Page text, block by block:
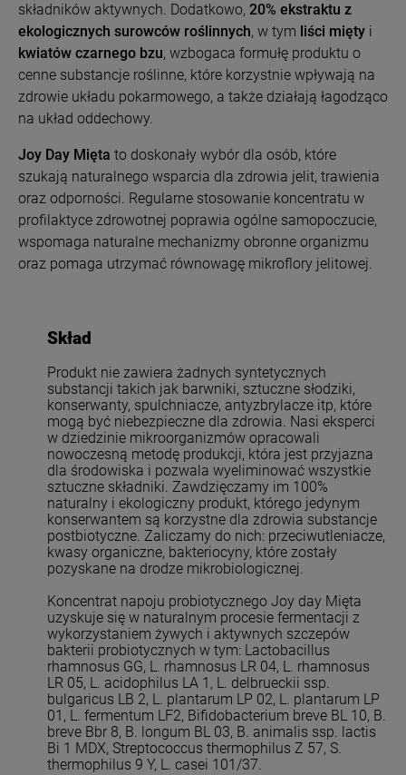
składników aktywnych. Dodatkowo, 20% ekstraktu z
ekologicznych surowców roślinnych, w tym liści mięty i
kwiatów czarnego bzu, wzbogaca formułę produktu o
cenne substancje roślinne, które korzystnie wpływają na
zdrowie układu pokarmowego, a także działają łagodząco
na układ oddechowy.
Joy Day Mięta to doskonały wybór dla osób, które
szukają naturalnego wsparcia dla zdrowia jelit, trawienia
oraz odporności. Regularne stosowanie koncentratu w
profilaktyce zdrowotnej poprawia ogólne samopoczucie,
wspomaga naturalne mechanizmy obronne organizmu
oraz pomaga utrzymać równowagę mikroflory jelitowej.
Skład
Produkt nie zawiera żadnych syntetycznych
substancji takich jak barwniki, sztuczne słodziki,
konserwanty, spulchniacze, antyzbrylacze itp, które
mogą być niebezpieczne dla zdrowia. Nasi eksperci
w dziedzinie mikroorganizmów opracowali
nowoczesną metodę produkcji, która jest przyjazna
dla środowiska i pozwala wyeliminować wszystkie
sztuczne składniki. Zawdzięczamy im 100%
naturalny i ekologiczny produkt, którego jedynym
konserwantem są korzystne dla zdrowia substancje
postbiotyczne. Zaliczamy do nich: przeciwutleniacze,
kwasy organiczne, bakteriocyny, które zostały
pozyskane na drodze mikrobiologicznej.
Koncentrat napoju probiotycznego Joy day Mięta
uzyskuje się w naturalnym procesie fermentacji z
wykorzystaniem żywych i aktywnych szczepów
bakterii probiotycznych w tym: Lactobacillus
rhamnosus GG, L. rhamnosus LR 04, L. rhamnosus
LR 05, L. acidophilus LA 1, L. delbrueckii ssp.
bulgaricus LB 2, L. plantarum LP 02, L. plantarum LP
01, L. fermentum LF2, Bifidobacterium breve BL 10, B.
breve Bbr 8, B. longum BL 03, B. animalis ssp. lactis
Bi 1 MDX, Streptococcus thermophilus Z 57, S.
thermophilus 9 Y, L. casei 101/37.